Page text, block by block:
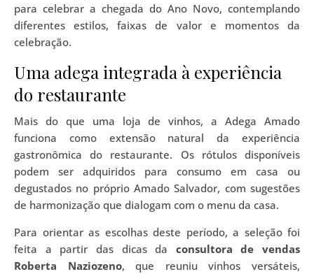
para celebrar a chegada do Ano Novo, contemplando
diferentes estilos, faixas de valor e momentos da
celebração.
Uma adega integrada à experiência
do restaurante
Mais do que uma loja de vinhos, a Adega Amado
funciona como extensão natural da experiência
gastronômica do restaurante. Os rótulos disponíveis
podem ser adquiridos para consumo em casa ou
degustados no próprio Amado Salvador, com sugestões
de harmonização que dialogam com o menu da casa.
Para orientar as escolhas deste período, a seleção foi
feita a partir das dicas da consultora de vendas
Roberta Naziozeno, que reuniu vinhos versáteis,